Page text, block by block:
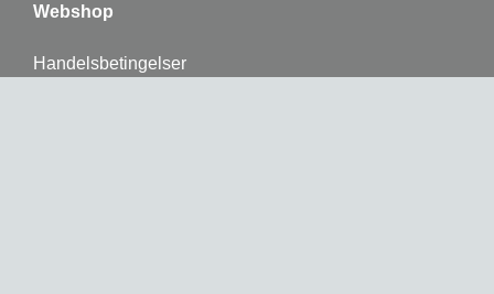
Webshop
Handelsbetingelser